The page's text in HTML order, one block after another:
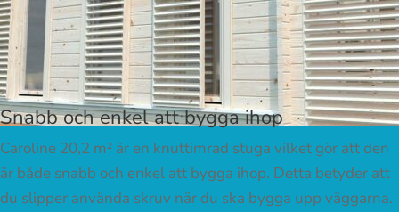
Snabb och enkel att bygga ihop
Caroline 20,2 m² är en knuttimrad stuga vilket gör att den
är både snabb och enkel att bygga ihop. Detta betyder att
du slipper använda skruv när du ska bygga upp väggarna.